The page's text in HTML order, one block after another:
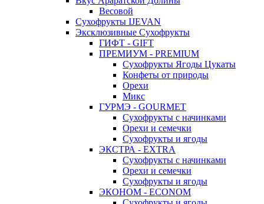
Весовой
Сухофрукты IJEVAN
Эксклюзивные Сухофрукты
ГИФТ - GIFT
ПРЕМИУМ - PREMIUM
Сухофрукты Ягоды Цукаты
Конфеты от природы
Орехи
Микс
ГУРМЭ - GOURMET
Сухофрукты с начинками
Орехи и семечки
Сухофрукты и ягоды
ЭКСТРА - EXTRA
Сухофрукты с начинками
Орехи и семечки
Сухофрукты и ягоды
ЭКОНОМ - ECONOM